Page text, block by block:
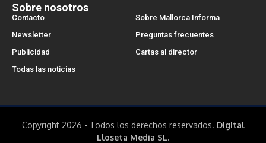
Sobre nosotros
Contacto
Sobre Mallorca Informa
Newsletter
Preguntas frecuentes
Publicidad
Cartas al director
Todas las noticias
Copyright 2026 - Todos los derechos reservados. Digital
Lloseta Media SL.